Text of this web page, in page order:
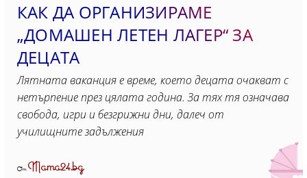
КАК ДА ОРГАНИЗИРАМЕ
„ДОМАШЕН ЛЕТЕН ЛАГЕР“ ЗА
ДЕЦАТА
Лятната ваканция е време, което децата очакват с
нетърпение през цялата година. За тях тя означава
свобода, игри и безгрижни дни, далеч от
училищните задължения
ОтMama24.bg